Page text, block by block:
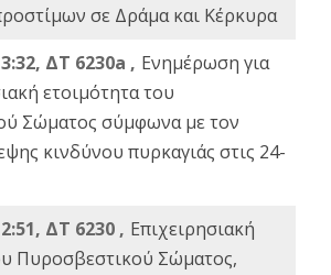
σε Δράμα και Κέρκυρα
ΔΤ 6230a , Ενημέρωση για
ετοιμότητα του
Σώματος σύμφωνα με τον
κινδύνου πυρκαγιάς στις 24-
ΔΤ 6230 , Επιχειρησιακή
Πυροσβεστικού Σώματος,